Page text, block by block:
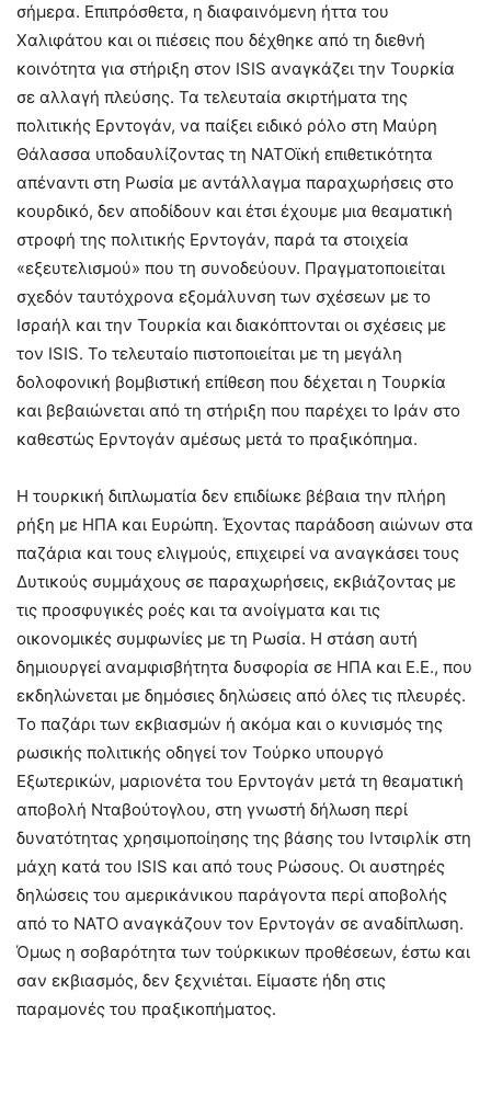
σήμερα. Επιπρόσθετα, η διαφαινόμενη ήττα του
Χαλιφάτου και οι πιέσεις που δέχθηκε από τη διεθνή
κοινότητα για στήριξη στον ISIS αναγκάζει την Τουρκία
σε αλλαγή πλεύσης. Τα τελευταία σκιρτήματα της
πολιτικής Ερντογάν, να παίξει ειδικό ρόλο στη Μαύρη
Θάλασσα υποδαυλίζοντας τη ΝΑΤΟϊκή επιθετικότητα
απέναντι στη Ρωσία με αντάλλαγμα παραχωρήσεις στο
κουρδικό, δεν αποδίδουν και έτσι έχουμε μια θεαματική
στροφή της πολιτικής Ερντογάν, παρά τα στοιχεία
«εξευτελισμού» που τη συνοδεύουν. Πραγματοποιείται
σχεδόν ταυτόχρονα εξομάλυνση των σχέσεων με το
Ισραήλ και την Τουρκία και διακόπτονται οι σχέσεις με
τον ISIS. Το τελευταίο πιστοποιείται με τη μεγάλη
δολοφονική βομβιστική επίθεση που δέχεται η Τουρκία
και βεβαιώνεται από τη στήριξη που παρέχει το Ιράν στο
καθεστώς Ερντογάν αμέσως μετά το πραξικόπημα.
Η τουρκική διπλωματία δεν επιδίωκε βέβαια την πλήρη
ρήξη με ΗΠΑ και Ευρώπη. Έχοντας παράδοση αιώνων στα
παζάρια και τους ελιγμούς, επιχειρεί να αναγκάσει τους
Δυτικούς συμμάχους σε παραχωρήσεις, εκβιάζοντας με
τις προσφυγικές ροές και τα ανοίγματα και τις
οικονομικές συμφωνίες με τη Ρωσία. Η στάση αυτή
δημιουργεί αναμφισβήτητα δυσφορία σε ΗΠΑ και Ε.Ε., που
εκδηλώνεται με δημόσιες δηλώσεις από όλες τις πλευρές.
Το παζάρι των εκβιασμών ή ακόμα και ο κυνισμός της
ρωσικής πολιτικής οδηγεί τον Τούρκο υπουργό
Εξωτερικών, μαριονέτα του Ερντογάν μετά τη θεαματική
αποβολή Νταβούτογλου, στη γνωστή δήλωση περί
δυνατότητας χρησιμοποίησης της βάσης του Ιντσιρλίκ στη
μάχη κατά του ISIS και από τους Ρώσους. Οι αυστηρές
δηλώσεις του αμερικάνικου παράγοντα περί αποβολής
από το ΝΑΤΟ αναγκάζουν τον Ερντογάν σε αναδίπλωση.
Όμως η σοβαρότητα των τούρκικων προθέσεων, έστω και
σαν εκβιασμός, δεν ξεχνιέται. Είμαστε ήδη στις
παραμονές του πραξικοπήματος.